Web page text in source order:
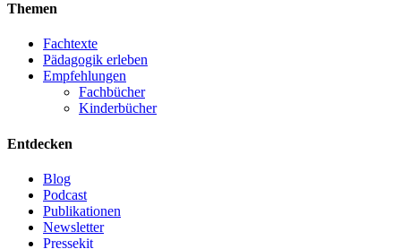
Themen
Fachtexte
Pädagogik erleben
Empfehlungen
Fachbücher
Kinderbücher
Entdecken
Blog
Podcast
Publikationen
Newsletter
Pressekit